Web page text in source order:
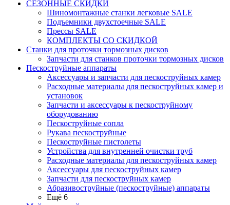
СЕЗОННЫЕ СКИДКИ
Шиномонтажные станки легковые SALE
Подъемники двухстоечные SALE
Прессы SALE
КОМПЛЕКТЫ СО СКИДКОЙ
Станки для проточки тормозных дисков
Запчасти для станков проточки тормозных дисков
Пескоструйные аппараты
Аксессуары и запчасти для пескоструйных камер
Расходные материалы для пескоструйных камер и
установок
Запчасти и аксессуары к пескоструйному
оборудованию
Пескоструйные сопла
Рукава пескоструйные
Пескоструйные пистолеты
Устройства для внутренней очистки труб
Расходные материалы для пескоструйных камер
Аксессуары для пескоструйных камер
Запчасти для пескоструйных камер
Абразивоструйные (пескоструйные) аппараты
Ещё 6